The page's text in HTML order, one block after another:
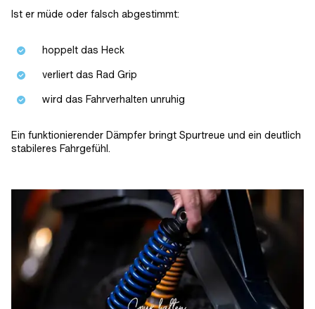
Ist er müde oder falsch abgestimmt:
hoppelt das Heck
verliert das Rad Grip
wird das Fahrverhalten unruhig
Ein funktionierender Dämpfer bringt Spurtreue und ein deutlich
stabileres Fahrgefühl.